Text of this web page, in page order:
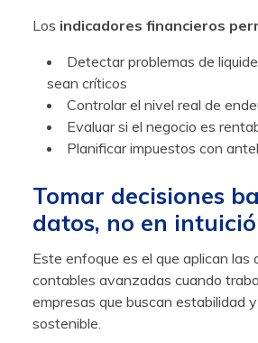
Los indicadores financieros
Detectar problemas de
sean críticos
Controlar el nivel real de
Evaluar si el negocio es
Planificar impuestos con
Tomar decisiones
datos, no en
Este enfoque es el que aplican las
contables avanzadas cuando
empresas que buscan estabilidad
sostenible.